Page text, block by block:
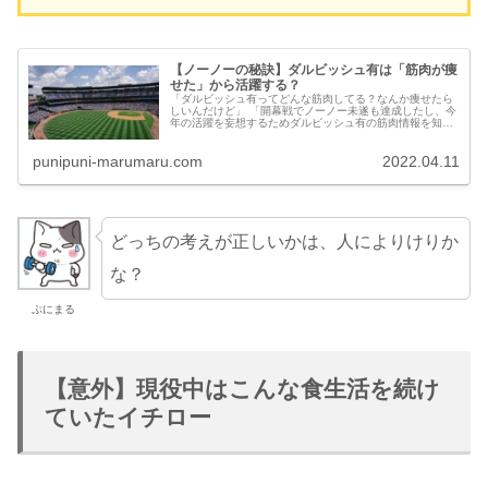
【ノーノーの秘訣】ダルビッシュ有は「筋肉が痩
せた」から活躍する？
「ダルビッシュ有ってどんな筋肉してる？なんか痩せたら
しいんだけど」 「開幕戦でノーノー未遂も達成したし、今
年の活躍を妄想するためダルビッシュ有の筋肉情報を知っ
punipuni-marumaru.com 2022.04.11
ぷにまる
どっちの考えが正しいかは、人によりけりか
な？
【意外】現役中はこんな食生活を続け
ていたイチロー